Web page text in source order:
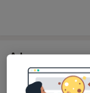
Adresa